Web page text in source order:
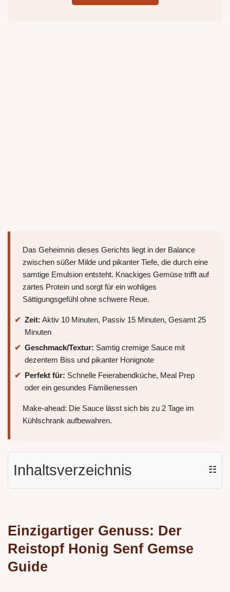
Das Geheimnis dieses Gerichts liegt in der Balance
zwischen süßer Milde und pikanter Tiefe, die durch eine
samtige Emulsion entsteht. Knackiges Gemüse trifft auf
zartes Protein und sorgt für ein wohliges
Sättigungsgefühl ohne schwere Reue.
Zeit: Aktiv 10 Minuten, Passiv 15 Minuten, Gesamt 25
Minuten
Geschmack/Textur: Samtig cremige Sauce mit
dezentem Biss und pikanter Honignote
Perfekt für: Schnelle Feierabendküche, Meal Prep
oder ein gesundes Familienessen
Make-ahead: Die Sauce lässt sich bis zu 2 Tage im
Kühlschrank aufbewahren.
Inhaltsverzeichnis ☷
Einzigartiger Genuss: Der
Reistopf Honig Senf Gemse
Guide